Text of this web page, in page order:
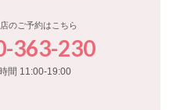
のご予約はこちら
363-230
間 11:00-19:00